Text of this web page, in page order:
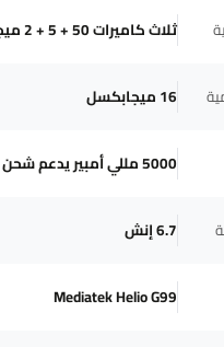
ثلاث كاميرات 50 + 5 + 2 ميجابكسل
16 ميجابكسل
5000 مللي أمبير يدعم شحن 25 واط
6.7 إنش
Mediatek Helio G99